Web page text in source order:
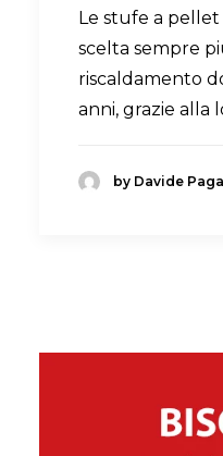
Le stufe a
scelta sempre
riscaldamento
anni, grazie alla
by Davide